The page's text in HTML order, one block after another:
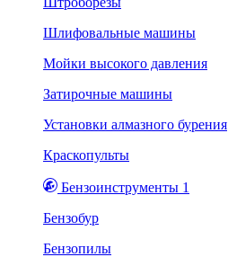
Шлифовальные машины
Мойки высокого давления
Затирочные машины
Установки алмазного бурения
Краскопульты
Бензоинструменты 1
Бензобур
Бензопилы